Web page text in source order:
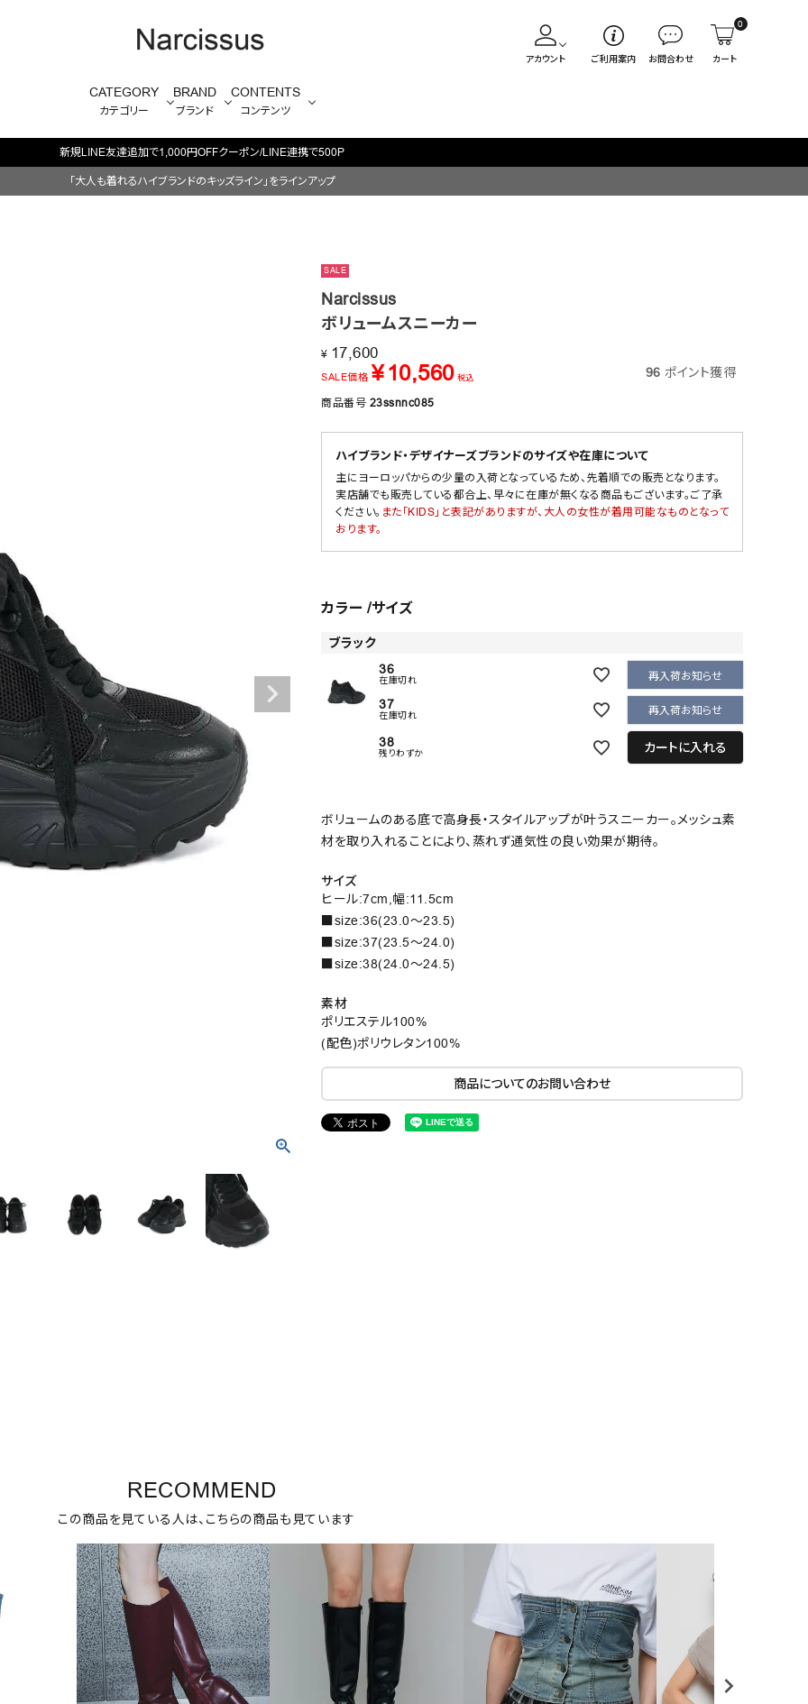
アカウント ご利用案内 お問合わせ
0
カート
CATEGORY
カテゴリー
BRAND
ブランド
CONTENTS
コンテンツ
毎週火/金はオリジナル・木はブランド入荷販売日
「大人も着れるハイブランドのキッズライン」をラインアップ
SALE
Narcissus
ボリュームスニーカー
¥ 17,600
SALE価格 ¥ 10,560 税込 96 ポイント獲得
商品番号 23ssnnc085
ハイブランド・デザイナーズブランドのサイズや在庫について
主にヨーロッパからの少量の入荷となっているため、先着順での販売となります。
実店舗でも販売している都合上、早々に在庫が無くなる商品もございます。ご了承
ください。 また「KIDS」と表記がありますが、大人の女性が着用可能なものとなって
おります。
カラー サイズ
ブラック
36
在庫切れ 再入荷お知らせ
37
在庫切れ 再入荷お知らせ
38
残りわずか カートに入れる
ボリュームのある底で高身長・スタイルアップが叶うスニーカー。メッシュ素
材を取り入れることにより、蒸れず通気性の良い効果が期待。
サイズ
ヒール:7cm,幅:11.5cm
■size:36(23.0～23.5)
■size:37(23.5～24.0)
■size:38(24.0～24.5)
素材
ポリエステル100%
(配色)ポリウレタン100%
商品についてのお問い合わせ
RECOMMEND
この商品を見ている人は、こちらの商品も見ています